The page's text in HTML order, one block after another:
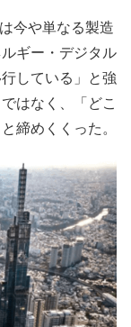
今や単なる製造
ギー・デジタル
している」と強
はなく、「どこ
締めくくった。